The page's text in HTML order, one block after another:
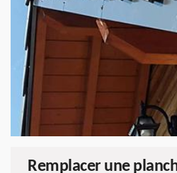
Remplacer une